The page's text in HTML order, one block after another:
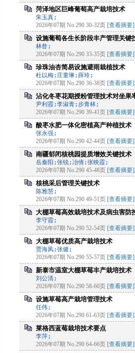
菏泽地区巨峰葡萄高产栽培技术
朱玉真;
2026年07期 No.290 30-32页 [查看摘要]
设施葡萄各生长阶段丰产管理关键
林昝;
2026年07期 No.290 33-35页 [查看摘要]
珍珠油杏简易设施避雨栽植技术
杜以梅;庄童琳;薛玲;
2026年07期 No.290 36-38页 [查看摘要]
沾化冬枣花期授粉管理技术对坐果
尹利霞;李淑青;步青林;
2026年07期 No.290 39-41页 [查看摘要]
酸枣水肥一体化密植高产种植技术
张永强;
2026年07期 No.290 42-44页 [查看摘要]
南疆郁闭核桃园提质增效关键技术
岳秦阳;张锐;冶倩;张映霞;
2026年07期 No.290 45-48页 [查看摘要]
核桃采后管理关键技术
陈雅慧;
2026年07期 No.290 49-51页 [查看摘要]
大棚草莓高效栽培技术及病虫害防
李守霞;
2026年07期 No.290 52-54页 [查看摘要]
大棚草莓优质高产栽培技术
贾海凤;张健;
2026年07期 No.290 55-57页 [查看摘要]
新泰市温室大棚草莓丰产栽培技术
刘公清;
2026年07期 No.290 58-60页 [查看摘要]
设施草莓高产栽培管理技术
任伟;
2026年07期 No.290 61-63页 [查看摘要]
莱格西蓝莓栽培技术要点
李萍;
2026年07期 No.290 64-66页 [查看摘要]